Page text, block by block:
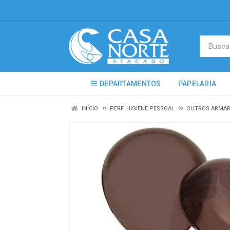
DEPARTAMENTOS PAPELARIA
INÍCIO PERF. HIGIENE PESSOAL OUTROS